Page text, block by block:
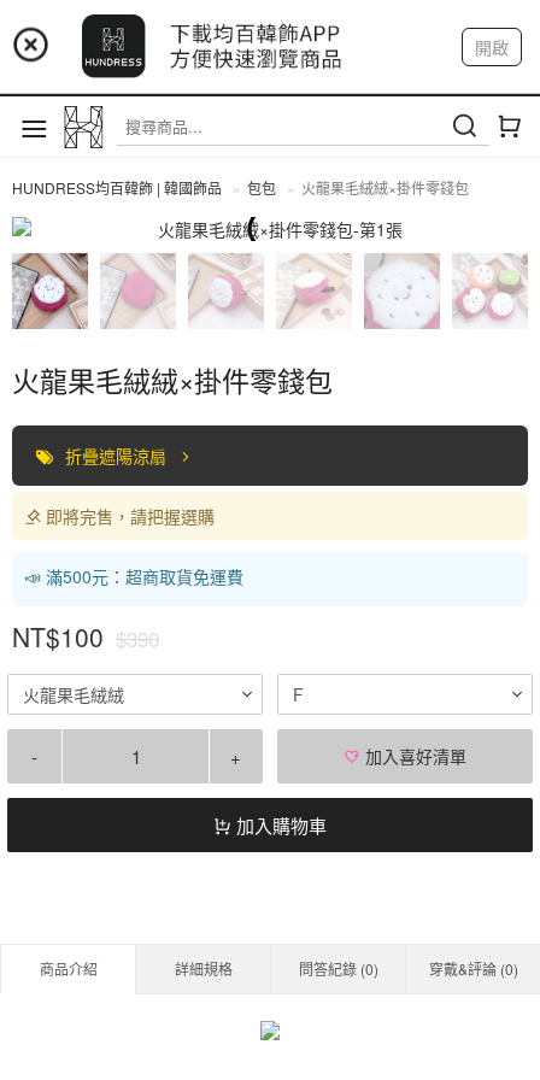
📢 市集預告：9/4-9/6 淡水捷運站
📢 市集預告：9/12-9/13 八里海巡基地
📢 市集預告：8/22-8/23 桃園青埔置地廣場
開啟
註冊 我的帳戶
HUNDRESS均百韓飾 | 韓國飾品 包包 火龍果毛絨絨×掛件零錢包
火龍果毛絨絨×掛件零錢包
折疊遮陽涼扇
即將完售，請把握選購
📣 滿500元：超商取貨免運費
NT$100 $390
火龍果毛絨絨 F
- + 加入喜好清單
加入購物車
商品介紹 詳細規格 問答紀錄 (0) 穿戴&評論 (0)